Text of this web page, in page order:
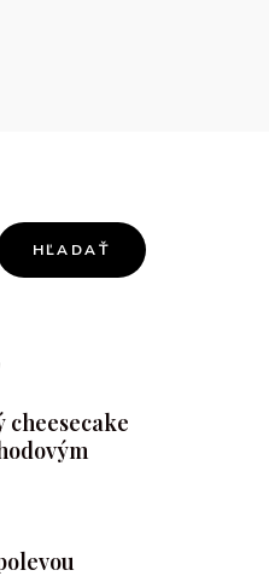
HĽADAŤ
cheesecake